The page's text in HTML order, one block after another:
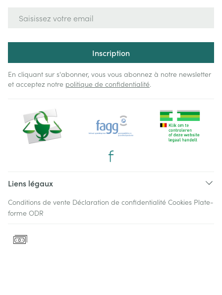
Inscription
En cliquant sur s'abonner, vous vous abonnez à notre newsletter
et acceptez notre politique de confidentialité.
Liens légaux
Conditions de vente Déclaration de confidentialité Cookies Plate-
forme ODR